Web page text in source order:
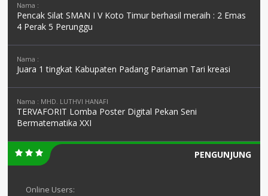
Nama :
Pencak Silat SMAN I V Koto Timur berhasil meraih : 2 Emas
4 Perak 5 Perunggu
Nama :
Juara 1 tingkat Kabupaten Padang Pariaman Tari kreasi
Nama : MHD. LUTHVI HANAFI
TERVAFORIT Lomba Poster Digital Pekan Seni
Bermatematika XXI
PENGUNJUNG
Online Users: